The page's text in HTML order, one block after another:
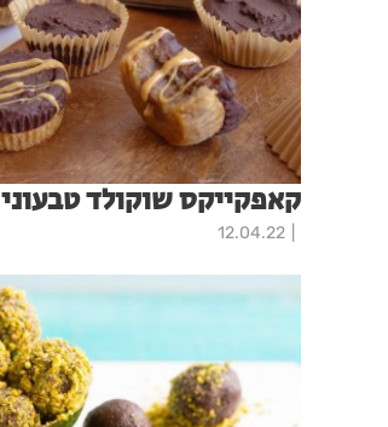
קאפקייקס שוקולד טבעוני
12.04.22